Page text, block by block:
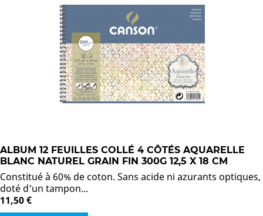
ALBUM 12 FEUILLES COLLÉ 4 CÔTÉS AQUARELLE
BLANC NATUREL GRAIN FIN 300G 12,5 X 18 CM
Constitué à 60% de coton. Sans acide ni azurants optiques,
doté d'un tampon...
11,50 €